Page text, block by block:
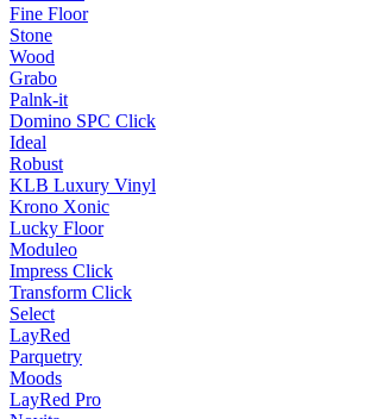
Fine Floor
Stone
Wood
Grabo
Palnk-it
Domino SPC Click
Ideal
Robust
KLB Luxury Vinyl
Krono Xonic
Lucky Floor
Moduleo
Impress Click
Transform Click
Select
LayRed
Parquetry
Moods
LayRed Pro